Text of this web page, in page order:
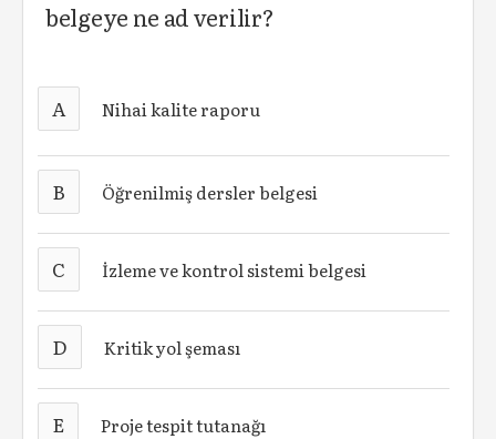
belgeye ne ad verilir?
A Nihai kalite raporu
B Öğrenilmiş dersler belgesi
C İzleme ve kontrol sistemi belgesi
D Kritik yol şeması
E Proje tespit tutanağı